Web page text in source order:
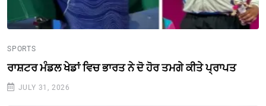
SPORTS
ਰਾਸ਼ਟਰ ਮੰਡਲ ਖੇਡਾਂ ਵਿਚ ਭਾਰਤ ਨੇ ਦੋ ਹੋਰ ਤਮਗੇ ਕੀਤੇ ਪ੍ਰਾਪਤ
JULY 31, 2026